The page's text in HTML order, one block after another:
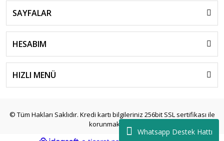
Whatsapp Destek Hattı
SAYFALAR
HESABIM
HIZLI MENÜ
© Tüm Hakları Saklıdır. Kredi kartı bilgileriniz 256bit SSL sertifikası ile
korunmaktadır.